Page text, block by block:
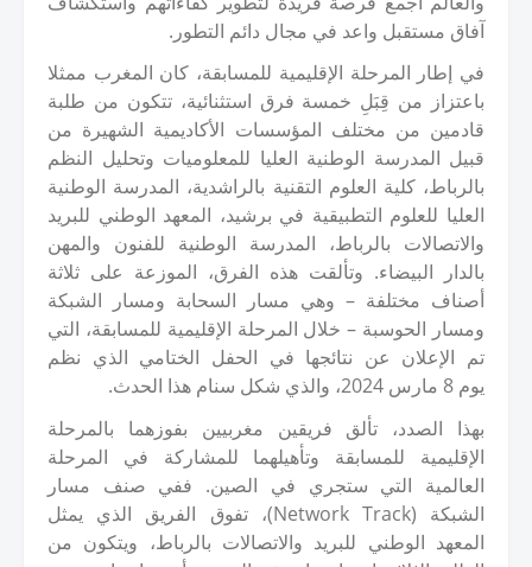
آفاق مستقبل واعد في مجال دائم التطور.
في إطار المرحلة الإقليمية للمسابقة، كان المغرب ممثلا
باعتزاز من قِبَلِ خمسة فرق استثنائية، تتكون من طلبة
قادمين من مختلف المؤسسات الأكاديمية الشهيرة من
قبيل المدرسة الوطنية العليا للمعلوميات وتحليل النظم
بالرباط، كلية العلوم التقنية بالراشدية، المدرسة الوطنية
العليا للعلوم التطبيقية في برشيد، المعهد الوطني للبريد
والاتصالات بالرباط، المدرسة الوطنية للفنون والمهن
بالدار البيضاء. وتألقت هذه الفرق، الموزعة على ثلاثة
أصناف مختلفة – وهي مسار السحابة ومسار الشبكة
ومسار الحوسبة – خلال المرحلة الإقليمية للمسابقة، التي
تم الإعلان عن نتائجها في الحفل الختامي الذي نظم
يوم 8 مارس 2024، والذي شكل سنام هذا الحدث.
بهذا الصدد، تألق فريقين مغربيين بفوزهما بالمرحلة
الإقليمية للمسابقة وتأهيلهما للمشاركة في المرحلة
العالمية التي ستجري في الصين. ففي صنف مسار
الشبكة (Network Track)، تفوق الفريق الذي يمثل
المعهد الوطني للبريد والاتصالات بالرباط، ويتكون من